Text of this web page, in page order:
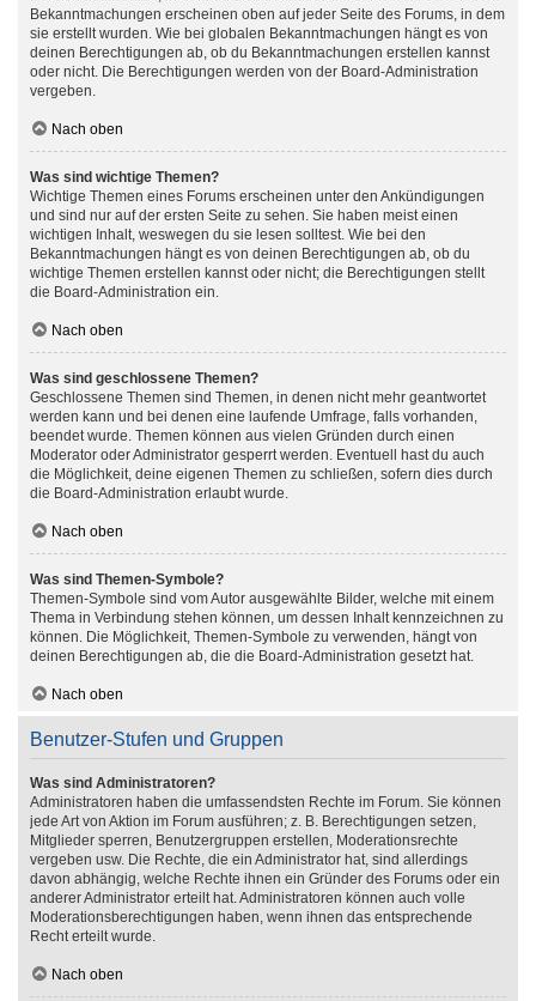
Bekanntmachungen erscheinen oben auf jeder Seite des Forums, in dem
sie erstellt wurden. Wie bei globalen Bekanntmachungen hängt es von
deinen Berechtigungen ab, ob du Bekanntmachungen erstellen kannst
oder nicht. Die Berechtigungen werden von der Board-Administration
vergeben.
Nach oben
Was sind wichtige Themen?
Wichtige Themen eines Forums erscheinen unter den Ankündigungen
und sind nur auf der ersten Seite zu sehen. Sie haben meist einen
wichtigen Inhalt, weswegen du sie lesen solltest. Wie bei den
Bekanntmachungen hängt es von deinen Berechtigungen ab, ob du
wichtige Themen erstellen kannst oder nicht; die Berechtigungen stellt
die Board-Administration ein.
Nach oben
Was sind geschlossene Themen?
Geschlossene Themen sind Themen, in denen nicht mehr geantwortet
werden kann und bei denen eine laufende Umfrage, falls vorhanden,
beendet wurde. Themen können aus vielen Gründen durch einen
Moderator oder Administrator gesperrt werden. Eventuell hast du auch
die Möglichkeit, deine eigenen Themen zu schließen, sofern dies durch
die Board-Administration erlaubt wurde.
Nach oben
Was sind Themen-Symbole?
Themen-Symbole sind vom Autor ausgewählte Bilder, welche mit einem
Thema in Verbindung stehen können, um dessen Inhalt kennzeichnen zu
können. Die Möglichkeit, Themen-Symbole zu verwenden, hängt von
deinen Berechtigungen ab, die die Board-Administration gesetzt hat.
Nach oben
Benutzer-Stufen und Gruppen
Was sind Administratoren?
Administratoren haben die umfassendsten Rechte im Forum. Sie können
jede Art von Aktion im Forum ausführen; z. B. Berechtigungen setzen,
Mitglieder sperren, Benutzergruppen erstellen, Moderationsrechte
vergeben usw. Die Rechte, die ein Administrator hat, sind allerdings
davon abhängig, welche Rechte ihnen ein Gründer des Forums oder ein
anderer Administrator erteilt hat. Administratoren können auch volle
Moderationsberechtigungen haben, wenn ihnen das entsprechende
Recht erteilt wurde.
Nach oben